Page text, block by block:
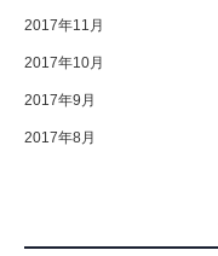
2017年11月
2017年10月
2017年9月
2017年8月